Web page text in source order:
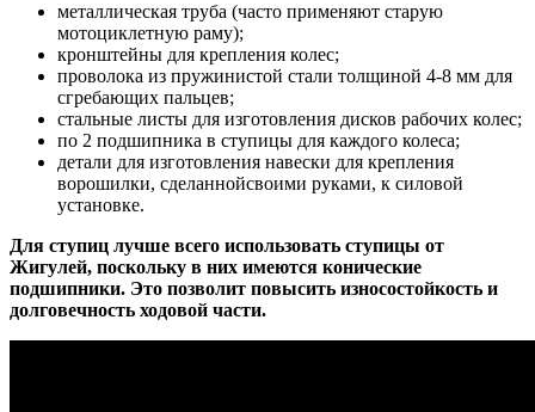
металлическая труба (часто применяют старую
мотоциклетную раму);
кронштейны для крепления колес;
проволока из пружинистой стали толщиной 4-8 мм для
сгребающих пальцев;
стальные листы для изготовления дисков рабочих колес;
по 2 подшипника в ступицы для каждого колеса;
детали для изготовления навески для крепления
ворошилки, сделаннойсвоими руками, к силовой
установке.
Для ступиц лучше всего использовать ступицы от
Жигулей, поскольку в них имеются конические
подшипники. Это позволит повысить износостойкость и
долговечность ходовой части.